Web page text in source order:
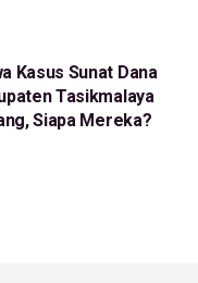
Kasus Sunat Dana
Tasikmalaya
Siapa Mereka?